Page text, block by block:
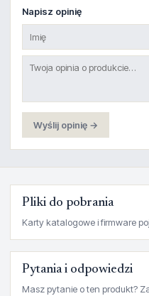
Napisz opinię
Wyślij opinię →
Pliki do pobrania
Karty katalogowe i firmware
Pytania i odpowiedzi
Masz pytanie o ten produkt?